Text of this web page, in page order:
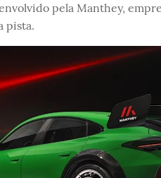
pela Manthey,
pista.